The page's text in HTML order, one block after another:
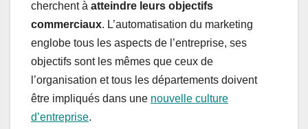
cherchent à atteindre leurs objectifs
commerciaux. L’automatisation du marketing
englobe tous les aspects de l’entreprise, ses
objectifs sont les mêmes que ceux de
l’organisation et tous les départements doivent
être impliqués dans une nouvelle culture
d’entreprise.